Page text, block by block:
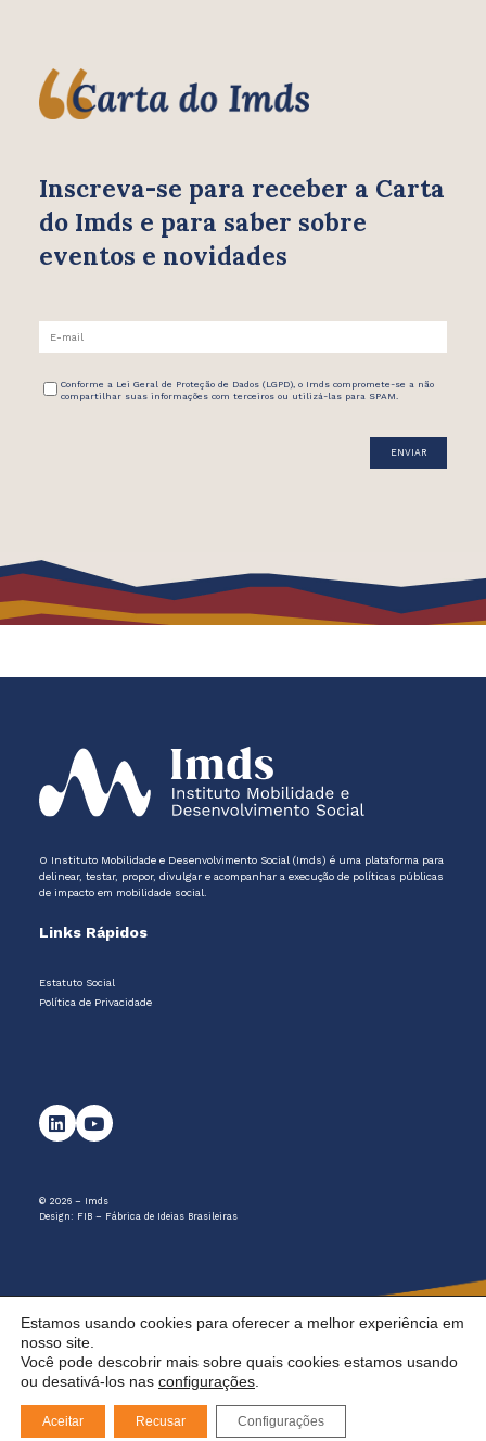
Inscreva-se para receber a Carta
do Imds e para saber sobre
eventos e novidades
Conforme a Lei Geral de Proteção de Dados (LGPD), o Imds compromete-se a não
compartilhar suas informações com terceiros ou utilizá-las para SPAM.
O Instituto Mobilidade e Desenvolvimento Social (Imds) é uma plataforma para
delinear, testar, propor, divulgar e acompanhar a execução de políticas públicas
de impacto em mobilidade social.
Links Rápidos
Estatuto Social
Política de Privacidade
© 2026 – Imds
Design: FIB – Fábrica de Ideias Brasileiras
Estamos usando cookies para oferecer a melhor experiência em
nosso site.
Você pode descobrir mais sobre quais cookies estamos usando
ou desativá-los nas configurações
Aceitar Recusar Configurações